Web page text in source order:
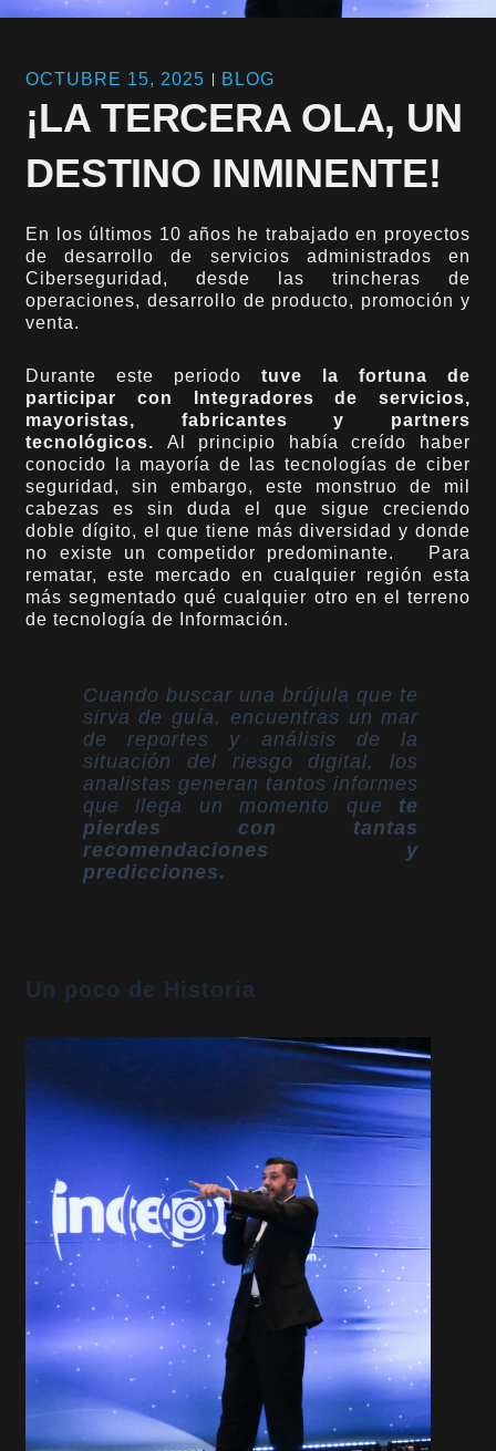
OCTUBRE 15, 2025 BLOG
¡LA TERCERA OLA, UN
DESTINO INMINENTE!
En los últimos 10 años he trabajado en proyectos
de desarrollo de servicios administrados en
Ciberseguridad, desde las trincheras de
operaciones, desarrollo de producto, promoción y
venta.
Durante este periodo tuve la fortuna de
participar con Integradores de servicios,
mayoristas, fabricantes y partners
tecnológicos. Al principio había creído haber
conocido la mayoría de las tecnologías de ciber
seguridad, sin embargo, este monstruo de mil
cabezas es sin duda el que sigue creciendo
doble dígito, el que tiene más diversidad y donde
no existe un competidor predominante. Para
rematar, este mercado en cualquier región esta
más segmentado qué cualquier otro en el terreno
de tecnología de Información.
Cuando buscar una brújula que te
sirva de guía, encuentras un mar
de reportes y análisis de la
situación del riesgo digital, los
analistas generan tantos informes
que llega un momento que te
pierdes con tantas
recomendaciones y
predicciones.
Un poco de Historia